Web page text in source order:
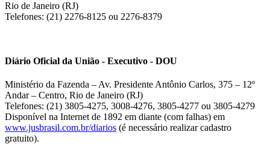
Rio de Janeiro (RJ)
Telefones: (21) 2276-8125 ou 2276-8379
Diário Oficial da União - Executivo - DOU
Ministério da Fazenda – Av. Presidente Antônio Carlos, 375 – 12º
Andar – Centro, Rio de Janeiro (RJ)
Telefones: (21) 3805-4275, 3008-4276, 3805-4277 ou 3805-4279
Disponível na Internet de 1892 em diante (com falhas) em
www.jusbrasil.com.br/diarios (é necessário realizar cadastro
gratuito).